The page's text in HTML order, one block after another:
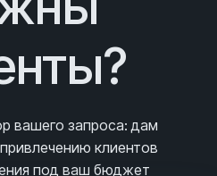
вашего запроса: дам
клиентов
под ваш бюджет